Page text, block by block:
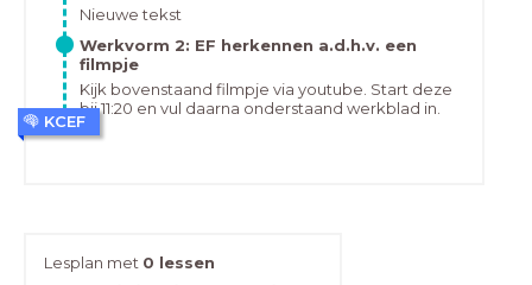
Nieuwe tekst
Werkvorm 2: EF herkennen a.d.h.v. een
filmpje
Kijk bovenstaand filmpje via youtube. Start deze
bij 11:20 en vul daarna onderstaand werkblad in.
KCEF
Lesplan met 0 lessen